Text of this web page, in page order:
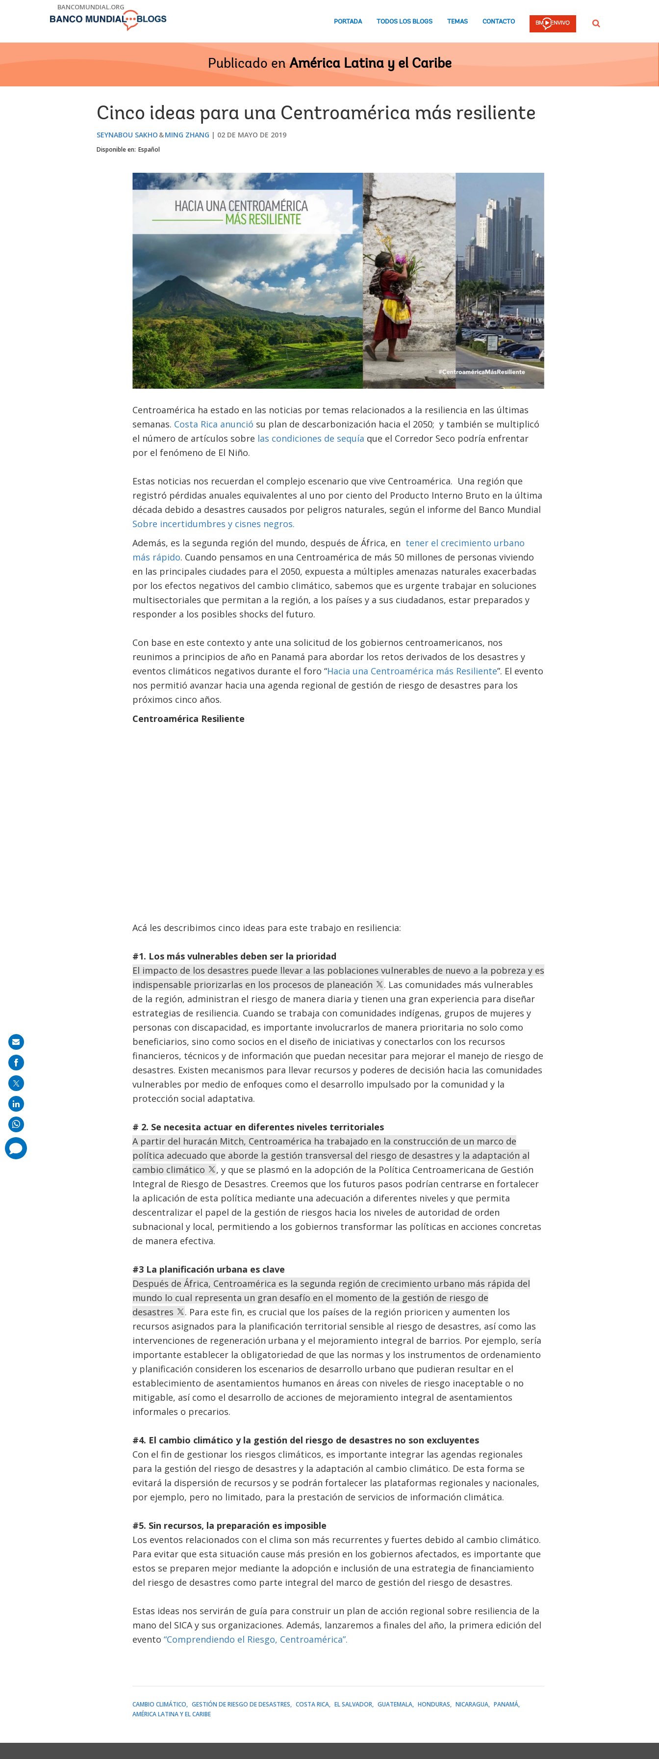
BANCOMUNDIAL.ORG
PORTADA TODOS LOS BLOGS TEMAS CONTACTO Buscar
Publicado en América Latina y el Caribe
Cinco ideas para una Centroamérica más resiliente
SEYNABOU SAKHO MING ZHANG 02 DE MAYO DE 2019
Disponible en: Español
Centroamérica ha estado en las noticias por temas relacionados a la resiliencia en las últimas
semanas. Costa Rica anunció su plan de descarbonización hacia el 2050; y también se multiplicó
el número de artículos sobre las condiciones de sequía que el Corredor Seco podría enfrentar
por el fenómeno de El Niño.
Estas noticias nos recuerdan el complejo escenario que vive Centroamérica. Una región que
registró pérdidas anuales equivalentes al uno por ciento del Producto Interno Bruto en la última
década debido a desastres causados por peligros naturales, según el informe del Banco Mundial
Sobre incertidumbres y cisnes negros.
Además, es la segunda región del mundo, después de África, en tener el crecimiento urbano
más rápido. Cuando pensamos en una Centroamérica de más 50 millones de personas viviendo
en las principales ciudades para el 2050, expuesta a múltiples amenazas naturales exacerbadas
por los efectos negativos del cambio climático, sabemos que es urgente trabajar en soluciones
multisectoriales que permitan a la región, a los países y a sus ciudadanos, estar preparados y
responder a los posibles shocks del futuro.
Con base en este contexto y ante una solicitud de los gobiernos centroamericanos, nos
reunimos a principios de año en Panamá para abordar los retos derivados de los desastres y
eventos climáticos negativos durante el foro “Hacia una Centroamérica más Resiliente”. El evento
nos permitió avanzar hacia una agenda regional de gestión de riesgo de desastres para los
próximos cinco años.
Centroamérica Resiliente
Acá les describimos cinco ideas para este trabajo en resiliencia:
#1. Los más vulnerables deben ser la prioridad
El impacto de los desastres puede llevar a las poblaciones vulnerables de nuevo a la pobreza y es
indispensable priorizarlas en los procesos de planeación
. Las comunidades más vulnerables
de la región, administran el riesgo de manera diaria y tienen una gran experiencia para diseñar
estrategias de resiliencia. Cuando se trabaja con comunidades indígenas, grupos de mujeres y
personas con discapacidad, es importante involucrarlos de manera prioritaria no solo como
beneficiarios, sino como socios en el diseño de iniciativas y conectarlos con los recursos
financieros, técnicos y de información que puedan necesitar para mejorar el manejo de riesgo de
desastres. Existen mecanismos para llevar recursos y poderes de decisión hacia las comunidades
vulnerables por medio de enfoques como el desarrollo impulsado por la comunidad y la
protección social adaptativa.
# 2. Se necesita actuar en diferentes niveles territoriales
A partir del huracán Mitch, Centroamérica ha trabajado en la construcción de un marco de
política adecuado que aborde la gestión transversal del riesgo de desastres y la adaptación al
cambio climático
, y que se plasmó en la adopción de la Política Centroamericana de Gestión
Integral de Riesgo de Desastres. Creemos que los futuros pasos podrían centrarse en fortalecer
la aplicación de esta política mediante una adecuación a diferentes niveles y que permita
descentralizar el papel de la gestión de riesgos hacia los niveles de autoridad de orden
subnacional y local, permitiendo a los gobiernos transformar las políticas en acciones concretas
de manera efectiva.
#3 La planificación urbana es clave
Después de África, Centroamérica es la segunda región de crecimiento urbano más rápida del
mundo lo cual representa un gran desafío en el momento de la gestión de riesgo de
desastres
. Para este fin, es crucial que los países de la región prioricen y aumenten los
recursos asignados para la planificación territorial sensible al riesgo de desastres, así como las
intervenciones de regeneración urbana y el mejoramiento integral de barrios. Por ejemplo, sería
importante establecer la obligatoriedad de que las normas y los instrumentos de ordenamiento
y planificación consideren los escenarios de desarrollo urbano que pudieran resultar en el
establecimiento de asentamientos humanos en áreas con niveles de riesgo inaceptable o no
mitigable, así como el desarrollo de acciones de mejoramiento integral de asentamientos
informales o precarios.
#4. El cambio climático y la gestión del riesgo de desastres no son excluyentes
Con el fin de gestionar los riesgos climáticos, es importante integrar las agendas regionales
para la gestión del riesgo de desastres y la adaptación al cambio climático. De esta forma se
evitará la dispersión de recursos y se podrán fortalecer las plataformas regionales y nacionales,
por ejemplo, pero no limitado, para la prestación de servicios de información climática.
#5. Sin recursos, la preparación es imposible
Los eventos relacionados con el clima son más recurrentes y fuertes debido al cambio climático.
Para evitar que esta situación cause más presión en los gobiernos afectados, es importante que
estos se preparen mejor mediante la adopción e inclusión de una estrategia de financiamiento
del riesgo de desastres como parte integral del marco de gestión del riesgo de desastres.
Estas ideas nos servirán de guía para construir un plan de acción regional sobre resiliencia de la
mano del SICA y sus organizaciones. Además, lanzaremos a finales del año, la primera edición del
evento “Comprendiendo el Riesgo, Centroamérica”.
CAMBIO CLIMÁTICO GESTIÓN DE RIESGO DE DESASTRES COSTA RICA EL SALVADOR GUATEMALA HONDURAS NICARAGUA
PANAMÁ
AMÉRICA LATINA Y EL CARIBE
Share
on
mail
comments
added